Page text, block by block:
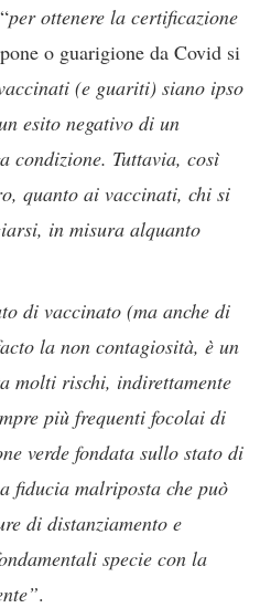
per ottenere la certificazione
o guarigione da Covid si
(e guariti) siano ipso
esito negativo di un
condizione. Tuttavia, così
quanto ai vaccinati, chi si
in misura alquanto
di vaccinato (ma anche di
la non contagiosità, è un
molti rischi, indirettamente
più frequenti focolai di
verde fondata sullo stato di
fiducia malriposta che può
di distanziamento e
specie con la
.